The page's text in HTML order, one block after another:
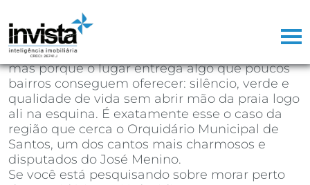
corretor de imóveis na Baixada Santista,
aprendi que existem regiões que vendem
sozinhas. Não porque o marketing seja bom,
mas porque o lugar entrega algo que poucos
bairros conseguem oferecer: silêncio, verde e
qualidade de vida sem abrir mão da praia logo
ali na esquina. É exatamente esse o caso da
região que cerca o Orquidário Municipal de
Santos, um dos cantos mais charmosos e
disputados do José Menino.
Se você está pesquisando sobre morar perto